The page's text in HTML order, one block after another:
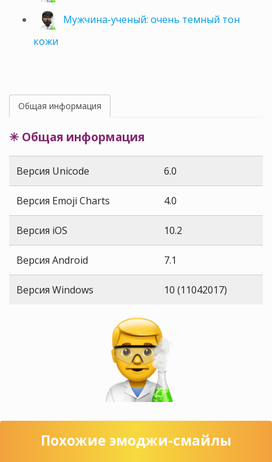
Мужчина-ученый: очень темный тон
кожи
Общая информация
✳ Общая информация
Версия Unicode 6.0
Версия Emoji Charts 4.0
Версия iOS 10.2
Версия Android 7.1
Версия Windows 10 (11042017)
Похожие эмоджи-смайлы